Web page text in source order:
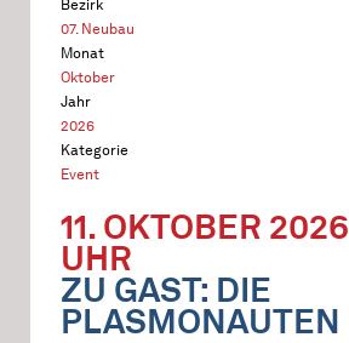
Bezirk
07. Neubau
Monat
Oktober
Jahr
2026
Kategorie
Event
11. OKTOBER 2026
UHR
ZU GAST: DIE
PLASMONAUTEN